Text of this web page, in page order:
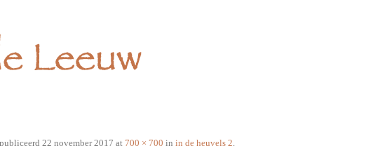
22 november 2017 at 700 × 700 in in de heuvels 2.